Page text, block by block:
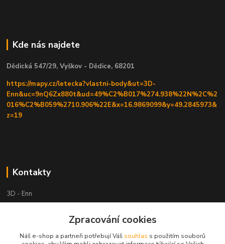
Kde nás najdete
Dědická 547/29, Vyškov - Dědice, 68201
https://mapy.cz/letecka?vlastni-body&ut=3D-
Enn&uc=9nQ6Zx880t&ud=49%C2%B017%274.938%22N%2C%2
016%C2%B059%2710.906%22E&x=16.9869099&y=49.2845973&
z=19
Kontakty
3D - Enn
+420 605525911Zpracování cookies
Náš e-shop a partneři potřebují Váš souhlas s použitím souborů